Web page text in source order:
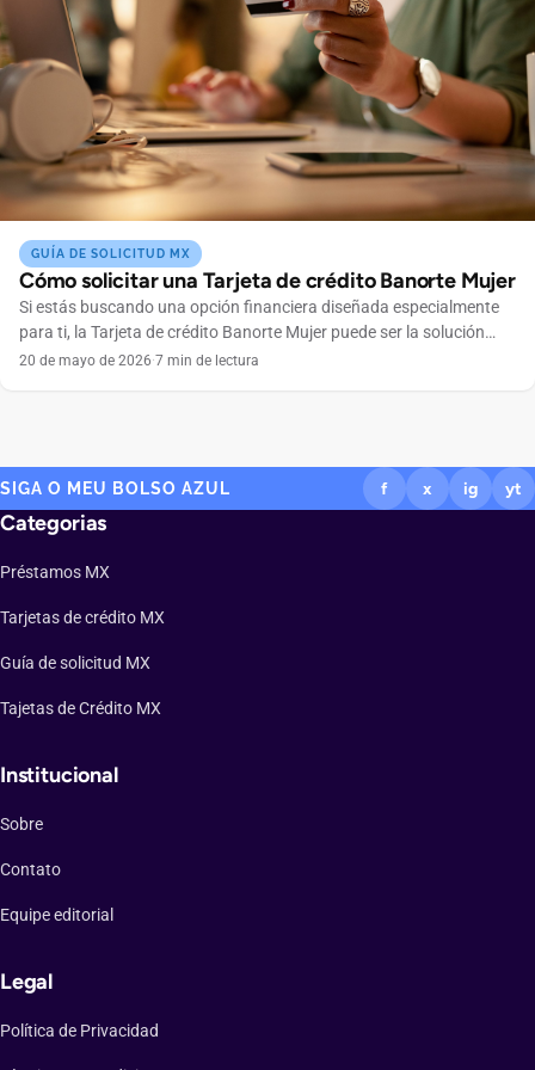
GUÍA DE SOLICITUD MX
Cómo solicitar una Tarjeta de crédito Banorte Mujer
Si estás buscando una opción financiera diseñada especialmente
para ti, la Tarjeta de crédito Banorte Mujer puede ser la solución
ideal. Este producto combina beneficios exclusivos con facilidades
20 de mayo de 2026·7 min de lectura
SIGA O MEU BOLSO AZUL f x ig yt
Categorias
Préstamos MX
Tarjetas de crédito MX
Guía de solicitud MX
Tajetas de Crédito MX
Institucional
Sobre
Contato
Equipe editorial
Legal
Política de Privacidad